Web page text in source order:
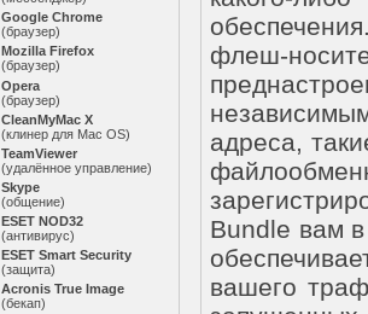
Google Chrome
(браузер)
Mozilla Firefox
(браузер)
Opera
(браузер)
CleanMyMac X
(клинер для Mac OS)
TeamViewer
(удалённое управление)
Skype
(общение)
ESET NOD32
(антивирус)
ESET Smart Security
(защита)
Acronis True Image
(бекап)
флеш-
адреса,
Bundle вам
вашего